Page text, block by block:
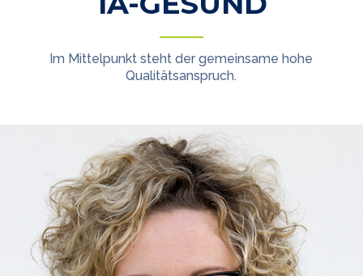
Im Mittelpunkt steht der gemeinsame hohe
Qualitätsanspruch.